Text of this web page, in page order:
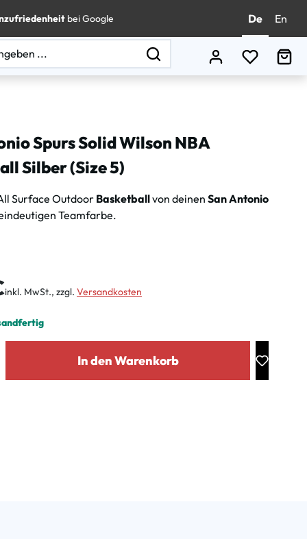
bei Google De En
Du hast
Spurs Solid Wilson NBA
Silber (Size 5)
Surface OutdoorBasketballvon deinen San Antonio
Teamfarbe.
inkl. MwSt., zzgl. Versandkosten
In den Warenkorb